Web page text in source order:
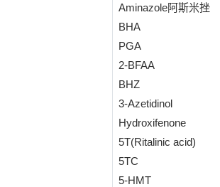
Aminazole阿斯米挫
BHA
PGA
2-BFAA
BHZ
3-Azetidinol
Hydroxifenone
5T(Ritalinic acid)
5TC
5-HMT